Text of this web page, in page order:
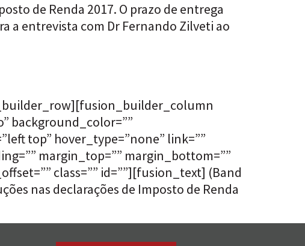
de Renda 2017. O prazo de entrega
a entrevista com Dr Fernando Zilveti ao
background_color=””
top” hover_type=”none” link=””
margin_top=”” margin_bottom=””
class=”” id=””][fusion_text] (Band
nas declarações de Imposto de Renda